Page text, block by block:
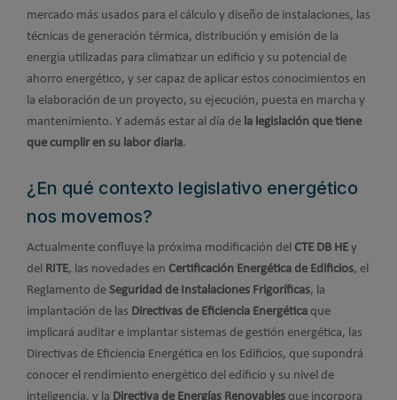
mercado más usados para el cálculo y diseño de instalaciones, las
técnicas de generación térmica, distribución y emisión de la
energía utilizadas para climatizar un edificio y su potencial de
ahorro energético, y ser capaz de aplicar estos conocimientos en
la elaboración de un proyecto, su ejecución, puesta en marcha y
mantenimiento. Y además estar al día de la legislación que tiene
que cumplir en su labor diaria.
¿En qué contexto legislativo energético
nos movemos?
Actualmente confluye la próxima modificación del CTE DB HE y
del RITE, las novedades en Certificación Energética de Edificios, el
Reglamento de Seguridad de Instalaciones Frigoríficas, la
implantación de las Directivas de Eficiencia Energética que
implicará auditar e implantar sistemas de gestión energética, las
Directivas de Eficiencia Energética en los Edificios, que supondrá
conocer el rendimiento energético del edificio y su nivel de
inteligencia, y la Directiva de Energías Renovables que incorpora